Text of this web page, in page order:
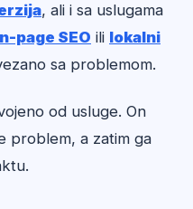
, ali i sa uslugama
page SEO ili lokalni
sa problemom.
od usluge. On
problem, a zatim ga